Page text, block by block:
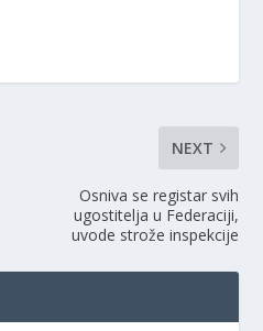
NEXT
Osniva se registar svih
ugostitelja u Federaciji,
uvode strože inspekcije